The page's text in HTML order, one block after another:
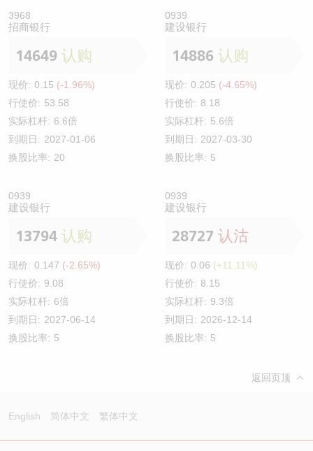
3968
招商银行
14649 认购
现价: 0.15 (-1.96%)
行使价: 53.58
实际杠杆: 6.6倍
到期日: 2027-01-06
换股比率: 20
0939
建设银行
14886 认购
现价: 0.205 (-4.65%)
行使价: 8.18
实际杠杆: 5.6倍
到期日: 2027-03-30
换股比率: 5
0939
建设银行
13794 认购
现价: 0.147 (-2.65%)
行使价: 9.08
实际杠杆: 6倍
到期日: 2027-06-14
换股比率: 5
0939
建设银行
28727 认沽
现价: 0.06 (+11.11%)
行使价: 8.15
实际杠杆: 9.3倍
到期日: 2026-12-14
换股比率: 5
返回页顶
English 简体中文 繁体中文